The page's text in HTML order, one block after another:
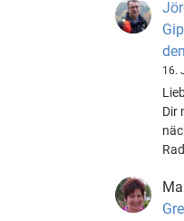
16.
Dir